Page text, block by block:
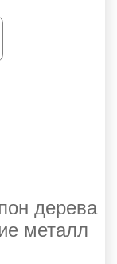
дерева
металл